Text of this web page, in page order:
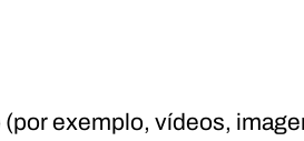
exemplo, vídeos,